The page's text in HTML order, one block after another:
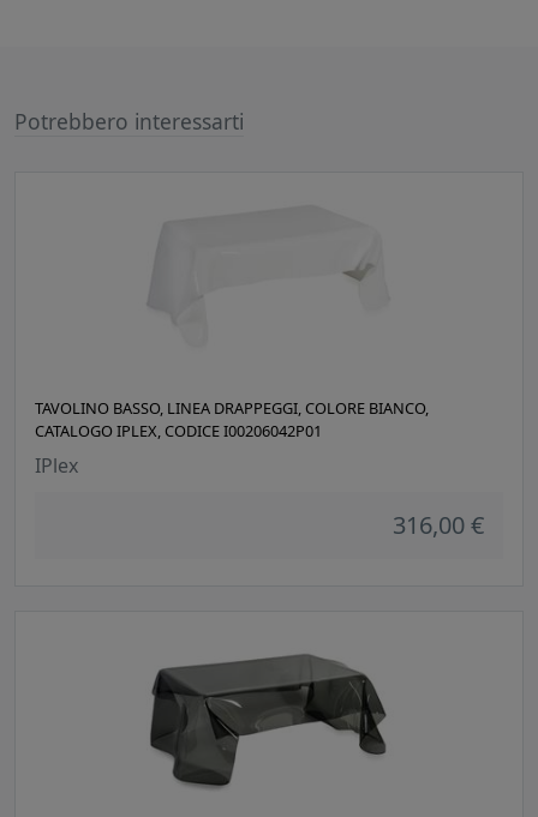
Potrebbero interessarti
TAVOLINO BASSO, LINEA DRAPPEGGI, COLORE BIANCO,
CATALOGO IPLEX, CODICE I00206042P01
IPlex
316,00 €